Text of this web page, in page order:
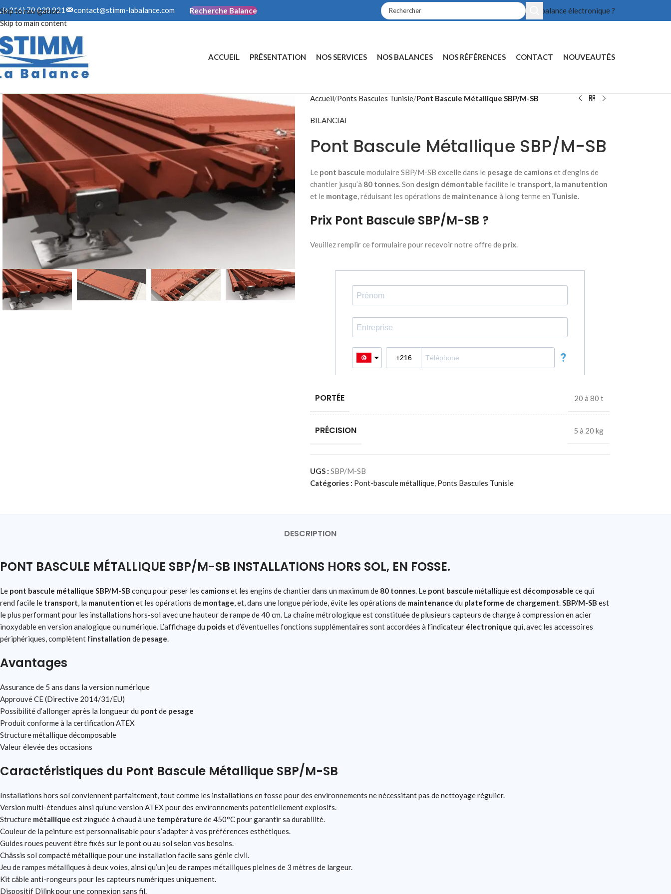
Skip to navigation
Skip to main content
(+216) 70 028 921 contact@stimm-labalance.com Recherche Balance Prix balance électronique ?
ACCUEIL PRÉSENTATION NOS SERVICES NOS BALANCES NOS RÉFÉRENCES CONTACT NOUVEAUTÉS
Accueil/Ponts Bascules Tunisie/Pont Bascule Métallique SBP/M-SB
BILANCIAI
Pont Bascule Métallique SBP/M-SB
Le pont bascule modulaire SBP/M-SB excelle dans le pesage de camionset d’engins de
chantier jusqu’à 80 tonnes. Son design démontable facilite le transport, la manutention
et le montage, réduisant les opérations de maintenance à long terme en Tunisie.
Prix Pont Bascule SBP/M-SB ?
Veuillez remplir ce formulaire pour recevoir notre offre de prix.
PORTÉE 20 à 80 t
PRÉCISION 5 à 20 kg
UGS : SBP/M-SB
Catégories : Pont-bascule métallique, Ponts Bascules Tunisie
DESCRIPTION
PONT BASCULE MÉTALLIQUE SBP/M-SB INSTALLATIONS HORS SOL, EN FOSSE.
Le pont bascule métallique SBP/M-SB conçu pour peser les camionset les engins de chantier dans un maximum de 80 tonnes. Le pont bascule métallique est décomposable ce qui
rend facile le transport, la manutention et les opérations de montage, et, dans une longue période, évite les opérations de maintenance du plateforme de chargement.SBP/M-SB est
le plus performant pour les installations hors-sol avec une hauteur de rampe de 40 cm. La chaîne métrologique est constituée de plusieurs capteurs de charge à compression en acier
inoxydable en version analogique ou numérique. L’affichage du poidset d’éventuelles fonctions supplémentaires sont accordées à l’indicateur électronique qui, avec les accessoires
périphériques, complètent l’installation de pesage.
Avantages
Assurance de 5 ans dans la version numérique
Approuvé CE (Directive 2014/31/EU)
Possibilité d’allonger après la longueur du pont de pesage
Produit conforme à la certification ATEX
Structure métallique décomposable
Valeur élevée des occasions
Caractéristiques du Pont Bascule Métallique SBP/M-SB
Installations hors sol conviennent parfaitement, tout comme les installations en fosse pour des environnements ne nécessitant pas de nettoyage régulier.
Version multi-étendues ainsi qu’une version ATEX pour des environnements potentiellement explosifs.
Structure métallique est zinguée à chaud à une température de 450°C pour garantir sa durabilité.
Couleur de la peinture est personnalisable pour s’adapter à vos préférences esthétiques.
Guides roues peuvent être fixés sur le pont ou au sol selon vos besoins.
Châssis sol compacté métallique pour une installation facile sans génie civil.
Jeu de rampes métalliques à deux voies, ainsi qu’un jeu de rampes métalliques pleines de 3 mètres de largeur.
Kit câble anti-rongeurs pour les capteurs numériques uniquement.
Dispositif Dilink pour une connexion sans fil.